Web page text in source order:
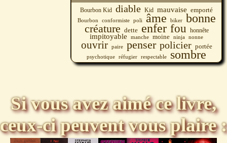
Bourbon Kid diable Kid mauvaise emporté
Bourbon conformiste poli âme biker bonne
créature dette enfer fou honnête
impitoyable manche moine ninja nonne
ouvrir paire penser policier portée
psychotique réfugier respectable sombre
Si vous avez aimé ce livre,
ceux-ci peuvent vous plaire :